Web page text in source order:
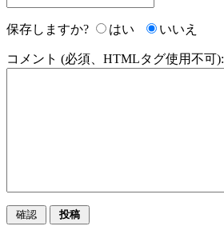
保存しますか? はい いいえ
コメント (必須、HTMLタグ使用不可):